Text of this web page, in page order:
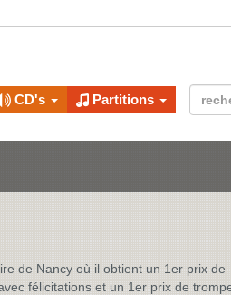
CD's Partitions
de Nancy où il obtient un 1er prix de
félicitations et un 1er prix de